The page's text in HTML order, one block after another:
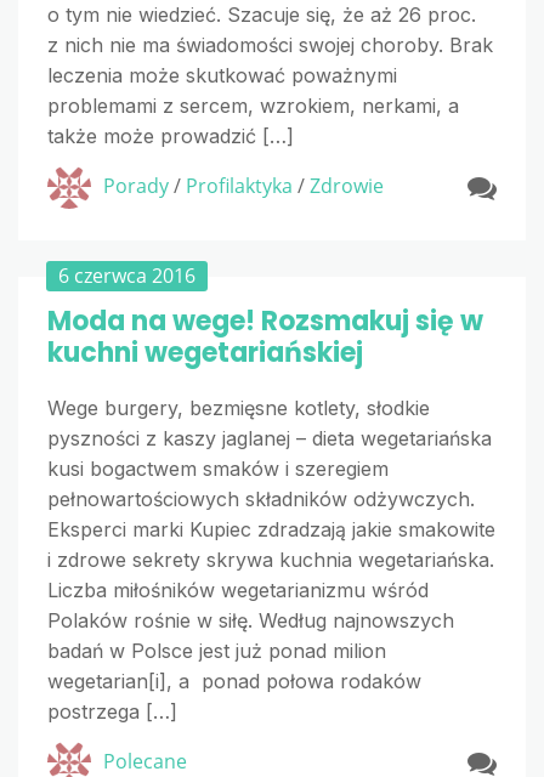
o tym nie wiedzieć. Szacuje się, że aż 26 proc.
z nich nie ma świadomości swojej choroby. Brak
leczenia może skutkować poważnymi
problemami z sercem, wzrokiem, nerkami, a
także może prowadzić […]
Porady/ Profilaktyka /Zdrowie
6 czerwca 2016
Moda na wege! Rozsmakuj się w
kuchni wegetariańskiej
Wege burgery, bezmięsne kotlety, słodkie
pyszności z kaszy jaglanej – dieta wegetariańska
kusi bogactwem smaków i szeregiem
pełnowartościowych składników odżywczych.
Eksperci marki Kupiec zdradzają jakie smakowite
i zdrowe sekrety skrywa kuchnia wegetariańska.
Liczba miłośników wegetarianizmu wśród
Polaków rośnie w siłę. Według najnowszych
badań w Polsce jest już ponad milion
wegetarian[i], a ponad połowa rodaków
postrzega […]
Polecane